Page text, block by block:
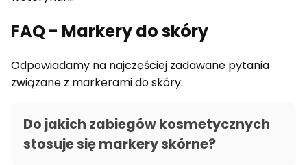
FAQ - Markery do skóry
Odpowiadamy na najczęściej zadawane pytania
związane z markerami do skóry:
Do jakich zabiegów kosmetycznych
stosuje się markery skórne?